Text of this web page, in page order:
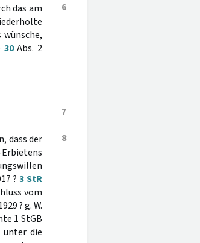
6
das am
30Abs. 2
7
8
dass der
?3 StR
vom
? g. W.
1 StGB
unter die